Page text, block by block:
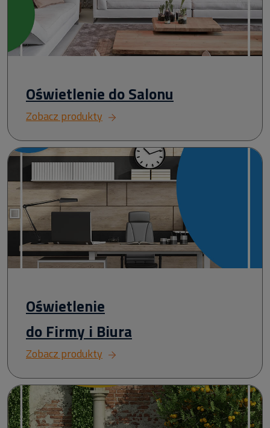
Oświetlenie do Salonu
Zobacz produkty
Oświetlenie
do Firmy i Biura
Zobacz produkty